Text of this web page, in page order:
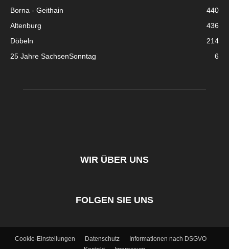
Borna - Geithain
440
Altenburg
436
Döbeln
214
25 Jahre SachsenSonntag
6
WIR ÜBER UNS
FOLGEN SIE UNS
Cookie-Einstellungen Datenschutz
Informationen nach DSGVO